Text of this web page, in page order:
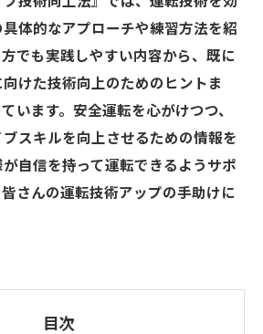
体的なアプローチや練習方法を紹
でも実践しやすい内容から、既に
けた技術向上のためのヒントま
います。安全運転を心がけつつ、
スキルを向上させるための情報を
自信を持って運転できるようサポ
さんの運転技術アップの手助けに
目次